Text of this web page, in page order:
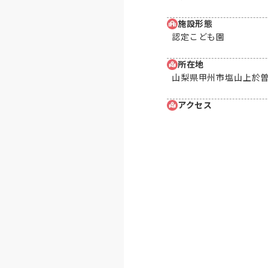
施設形態
認定こども園
所在地
山梨県甲州市塩山上於
アクセス